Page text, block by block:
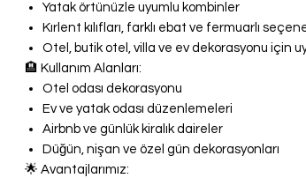
Yatak örtünüzle uyumlu kombinler
Kırlent kılıfları, farklı ebat ve fermuarlı
Otel, butik otel, villa ve ev dekorasyonu için
🏨 Kullanım Alanları:
Otel odası dekorasyonu
Ev ve yatak odası düzenlemeleri
Airbnb ve günlük kiralık daireler
Düğün, nişan ve özel gün dekorasyonları
🌟 Avantajlarımız: